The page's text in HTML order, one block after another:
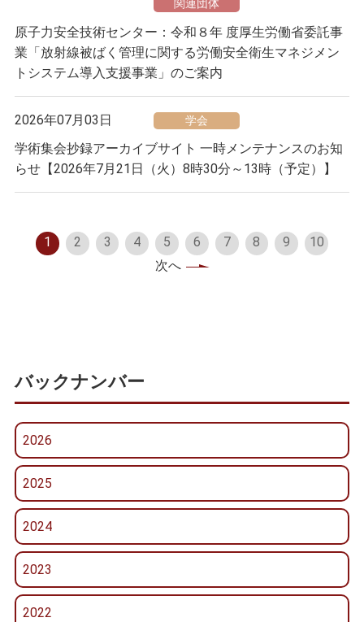
関連団体
原子力安全技術センター：令和８年 度厚生労働省委託事
業「放射線被ばく管理に関する労働安全衛生マネジメン
トシステム導入支援事業」のご案内
2026年07月03日 学会
学術集会抄録アーカイブサイト 一時メンテナンスのお知
らせ【2026年7月21日（火）8時30分～13時（予定）】
1 2 3 4 5 6 7 8 9
10
次へ
バックナンバー
2026
2025
2024
2023
2022